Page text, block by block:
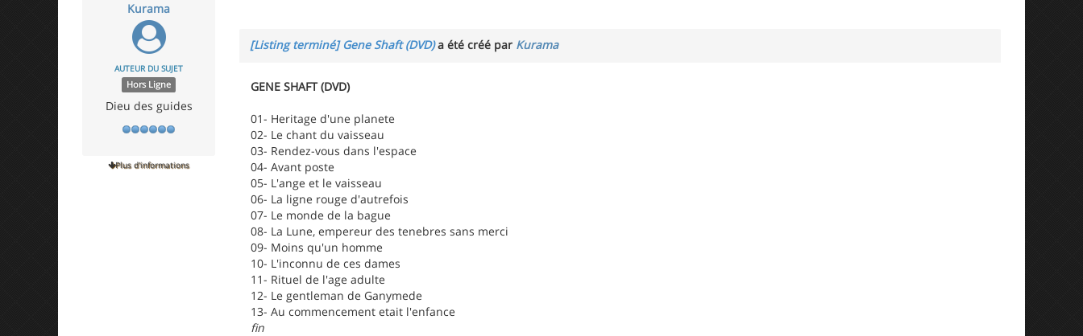
Kurama
AUTEUR DU SUJET
Hors Ligne
Dieu des guides
Plus d'informations
[Listing terminé] Gene Shaft (DVD)a été créé par Kurama
GENE SHAFT (DVD)
01- Heritage d'une planete
02- Le chant du vaisseau
03- Rendez-vous dans l'espace
04- Avant poste
05- L'ange et le vaisseau
06- La ligne rouge d'autrefois
07- Le monde de la bague
08- La Lune, empereur des tenebres sans merci
09- Moins qu'un homme
10- L'inconnu de ces dames
11- Rituel de l'age adulte
12- Le gentleman de Ganymede
13- Au commencement etait l'enfance
fin